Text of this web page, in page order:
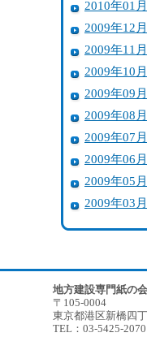
2010年01月
2009年12月
2009年11月
2009年10月
2009年09月
2009年08月
2009年07月
2009年06月
2009年05月
2009年03月
地方建設専門紙の
〒105-0004
東京都港区新橋四
TEL：03-5425-